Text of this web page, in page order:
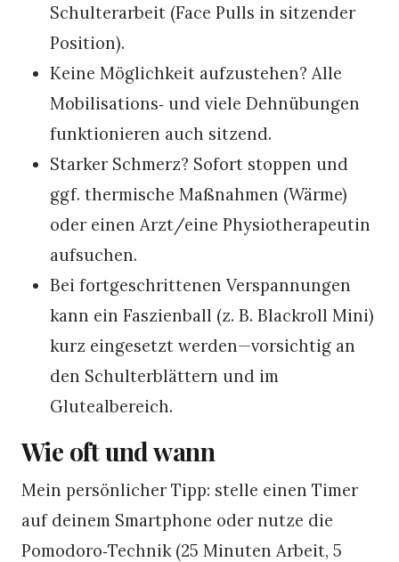
Schulterarbeit (Face Pulls in sitzender
Position).
Keine Möglichkeit aufzustehen? Alle
Mobilisations‑ und viele Dehnübungen
funktionieren auch sitzend.
Starker Schmerz? Sofort stoppen und
ggf. thermische Maßnahmen (Wärme)
oder einen Arzt/eine Physiotherapeutin
aufsuchen.
Bei fortgeschrittenen Verspannungen
kann ein Faszienball (z. B. Blackroll Mini)
kurz eingesetzt werden—vorsichtig an
den Schulterblättern und im
Glutealbereich.
Wie oft und wann
Mein persönlicher Tipp: stelle einen Timer
auf deinem Smartphone oder nutze die
Pomodoro‑Technik (25 Minuten Arbeit, 5